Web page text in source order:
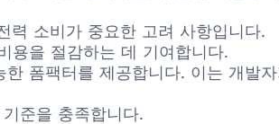
력 소비가 중요한 고려 사항입니다.
용을 절감하는 데 기여합니다.
폼팩터를 제공합니다. 이는 개발
준을 충족합니다.